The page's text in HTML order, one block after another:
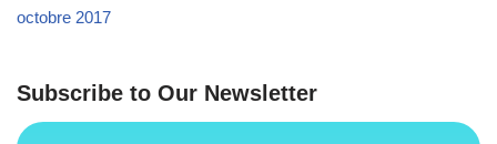
octobre 2017
Subscribe to Our Newsletter